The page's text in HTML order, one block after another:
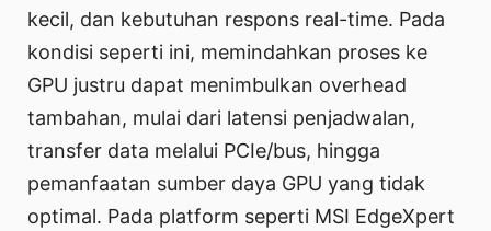
kecil, dan kebutuhan respons real-time. Pada
kondisi seperti ini, memindahkan proses ke
GPU justru dapat menimbulkan overhead
tambahan, mulai dari latensi penjadwalan,
transfer data melalui PCIe/bus, hingga
pemanfaatan sumber daya GPU yang tidak
optimal. Pada platform seperti MSI EdgeXpert